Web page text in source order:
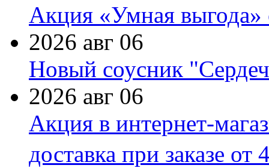
Акция «Умная выгода»
2026 авг 06
Новый соусник
2026 авг 06
Акция в интернет-
доставка при заказе от